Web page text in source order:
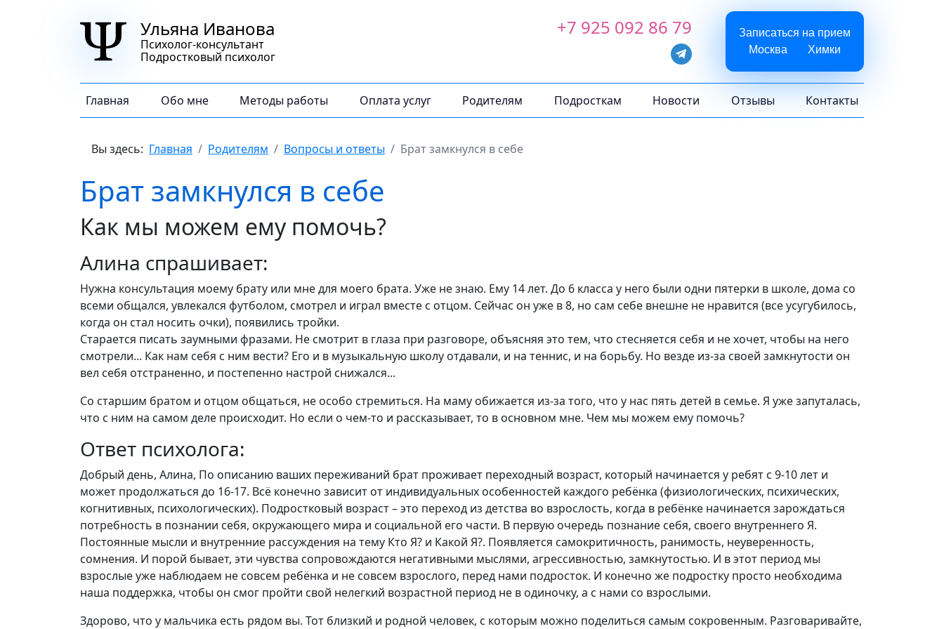
Ульяна Иванова
Психолог-консультант
Подростковый психолог
+7 925 092 86 79
Записаться на прием
Москва
Химки
Главная Обо мне Методы работы Оплата услуг Родителям Подросткам Новости Отзывы Контакты
Вы здесь: Главная Родителям Вопросы и ответы Брат замкнулся в себе
Брат замкнулся в себе
Как мы можем ему помочь?
Алина спрашивает:
Нужна консультация моему брату или мне для моего брата. Уже не знаю. Ему 14 лет. До 6 класса у него были одни пятерки в школе, дома со
всеми общался, увлекался футболом, смотрел и играл вместе с отцом. Сейчас он уже в 8, но сам себе внешне не нравится (все усугубилось,
когда он стал носить очки), появились тройки.
Старается писать заумными фразами. Не смотрит в глаза при разговоре, объясняя это тем, что стесняется себя и не хочет, чтобы на него
смотрели... Как нам себя с ним вести? Его и в музыкальную школу отдавали, и на теннис, и на борьбу. Но везде из-за своей замкнутости он
вел себя отстраненно, и постепенно настрой снижался...
Со старшим братом и отцом общаться, не особо стремиться. На маму обижается из-за того, что у нас пять детей в семье. Я уже запуталась,
что с ним на самом деле происходит. Но если о чем-то и рассказывает, то в основном мне. Чем мы можем ему помочь?
Ответ психолога:
Добрый день, Алина, По описанию ваших переживаний брат проживает переходный возраст, который начинается у ребят с 9-10 лет и
может продолжаться до 16-17. Всё конечно зависит от индивидуальных особенностей каждого ребёнка (физиологических, психических,
когнитивных, психологических). Подростковый возраст – это переход из детства во взрослость, когда в ребёнке начинается зарождаться
потребность в познании себя, окружающего мира и социальной его части. В первую очередь познание себя, своего внутреннего Я.
Постоянные мысли и внутренние рассуждения на тему Кто Я? и Какой Я?. Появляется самокритичность, ранимость, неуверенность,
сомнения. И порой бывает, эти чувства сопровождаются негативными мыслями, агрессивностью, замкнутостью. И в этот период мы
взрослые уже наблюдаем не совсем ребёнка и не совсем взрослого, перед нами подросток. И конечно же подростку просто необходима
наша поддержка, чтобы он смог пройти свой нелегкий возрастной период не в одиночку, а с нами со взрослыми.
Здорово, что у мальчика есть рядом вы. Тот близкий и родной человек, с которым можно поделиться самым сокровенным. Разговаривайте,